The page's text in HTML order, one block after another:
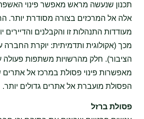
תכנון שנעשה מראש מאפשר פינוי
אלה אל המרכזים בצורה מסודרת יותר.
מעודדות התנהלות זו והקבלנים והדיירים
מכך (אקולוגית ותדמיתית: יוקרת החברה
הציבור). חלק מהרשויות משתפות פעולה
מאפשרות פינוי פסולת במרכז אל
הפסולת מועברת אל אתרים גדולים יותר.
פסולת ברזל